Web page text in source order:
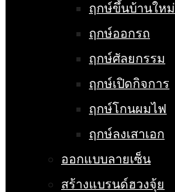
ฤกษ์ขึ้นบ้านใหม่
ฤกษ์ออกรถ
ฤกษ์ศัลยกรรม
ฤกษ์เปิดกิจการ
ฤกษ์โกนผมไฟ
ฤกษ์ลงเสาเอก
ออกแบบลายเซ็น
สร้างแบรนด์ฮวงจุ้ย